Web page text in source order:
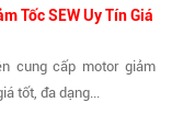
Tốc SEW Uy Tín Giá
cung cấp motor giảm
tốt, đa dạng...